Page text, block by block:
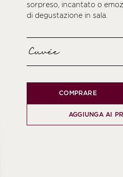
sorpreso, incantato o
di degustazione in sala.
Cuvée
COMPRARE
AGGIUNGA AI